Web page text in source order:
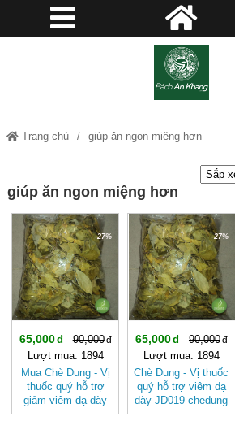
Trang chủ giúp ăn ngon miệng hơn
giúp ăn ngon miệng hơn
-27%
65,000
90,000
Lượt mua: 1894
Mua Chè Dung - Vị
thuốc quý hỗ trợ
giảm viêm dạ dày
JD019 chedung v2
-27%
65,000
90,000
Lượt mua: 1894
Chè Dung - Vị thuốc
quý hỗ trợ viêm dạ
dày JD019 chedung